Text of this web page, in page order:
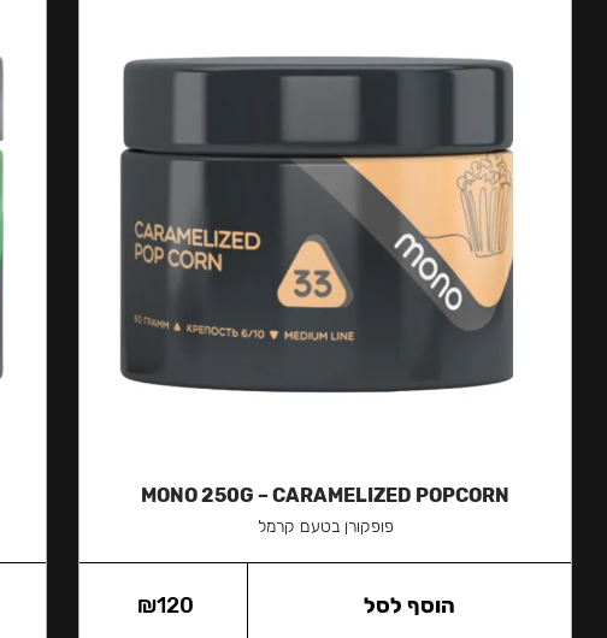
MONO 250G – CARAMELIZED POPCORN
פופקורן בטעם קרמל
₪120 הוסף לסל